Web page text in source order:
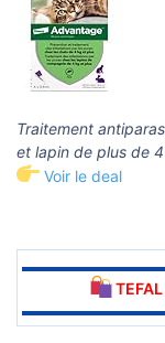
Traitement
et lapin de plus de
Voir le deal